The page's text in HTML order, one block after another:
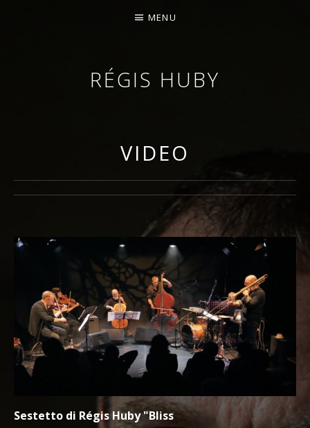
RÉGIS HUBY
MENU
VIDEO
Menu video
Sestetto di Régis Huby "Bliss